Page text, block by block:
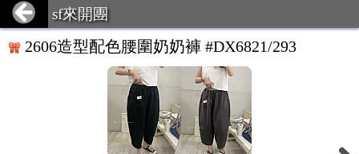
sf來開團
2606造型配色腰圍奶奶褲 #DX6821/293